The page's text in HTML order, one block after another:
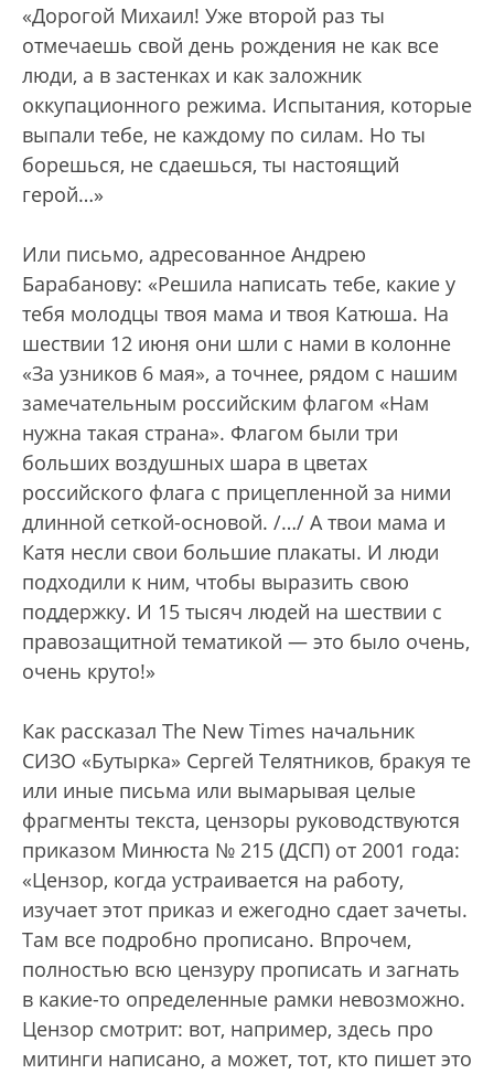
«Дорогой Михаил! Уже второй раз ты
отмечаешь свой день рождения не как все
люди, а в застенках и как заложник
оккупационного режима. Испытания, которые
выпали тебе, не каждому по силам. Но ты
борешься, не сдаешься, ты настоящий
герой…»
Или письмо, адресованное Андрею
Барабанову: «Решила написать тебе, какие у
тебя молодцы твоя мама и твоя Катюша. На
шествии 12 июня они шли с нами в колонне
«За узников 6 мая», а точнее, рядом с нашим
замечательным российским флагом «Нам
нужна такая страна». Флагом были три
больших воздушных шара в цветах
российского флага с прицепленной за ними
длинной сеткой-основой. /…/ А твои мама и
Катя несли свои большие плакаты. И люди
подходили к ним, чтобы выразить свою
поддержку. И 15 тысяч людей на шествии с
правозащитной тематикой — это было очень,
очень круто!»
Как рассказал The New Times начальник
СИЗО «Бутырка» Сергей Телятников, бракуя те
или иные письма или вымарывая целые
фрагменты текста, цензоры руководствуются
приказом Минюста № 215 (ДСП) от 2001 года:
«Цензор, когда устраивается на работу,
изучает этот приказ и ежегодно сдает зачеты.
Там все подробно прописано. Впрочем,
полностью всю цензуру прописать и загнать
в какие-то определенные рамки невозможно.
Цензор смотрит: вот, например, здесь про
митинги написано, а может, тот, кто пишет это